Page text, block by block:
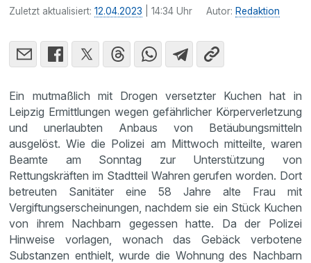
Zuletzt aktualisiert:12.04.2023 | 14:34 Uhr Autor: Redaktion
Ein mutmaßlich mit Drogen versetzter Kuchen hat in
Leipzig Ermittlungen wegen gefährlicher Körperverletzung
und unerlaubten Anbaus von Betäubungsmitteln
ausgelöst. Wie die Polizei am Mittwoch mitteilte, waren
Beamte am Sonntag zur Unterstützung von
Rettungskräften im Stadtteil Wahren gerufen worden. Dort
betreuten Sanitäter eine 58 Jahre alte Frau mit
Vergiftungserscheinungen, nachdem sie ein Stück Kuchen
von ihrem Nachbarn gegessen hatte. Da der Polizei
Hinweise vorlagen, wonach das Gebäck verbotene
Substanzen enthielt, wurde die Wohnung des Nachbarn